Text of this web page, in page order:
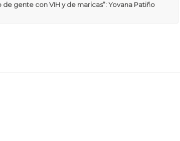
gente con VIH y de maricas”: Yovana Patiño